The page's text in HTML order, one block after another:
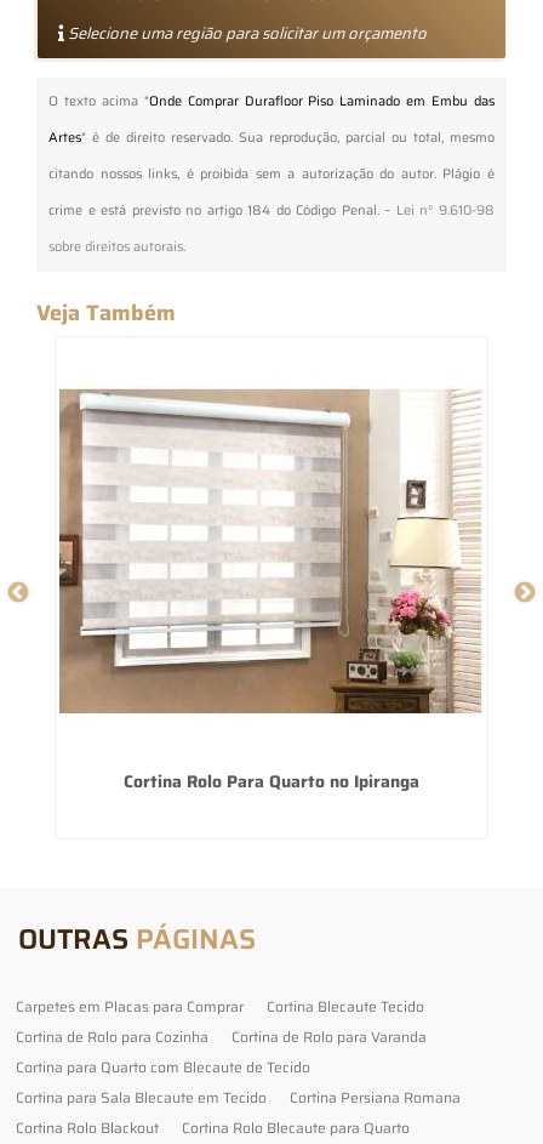
Selecione uma região para solicitar um orçamento
O texto acima "Onde Comprar Durafloor Piso Laminado em Embu das
Artes" é de direito reservado. Sua reprodução, parcial ou total, mesmo
citando nossos links, é proibida sem a autorização do autor. Plágio é
crime e está previsto no artigo 184 do Código Penal. – Lei n° 9.610-98
sobre direitos autorais.
Veja Também
Cortina Rolo Para Quarto no Ipiranga
OUTRAS PÁGINAS
Carpetes em Placas para Comprar
Cortina Blecaute Tecido
Cortina de Rolo para Cozinha
Cortina de Rolo para Varanda
Cortina para Quarto com Blecaute de Tecido
Cortina para Sala Blecaute em Tecido
Cortina Persiana Romana
Cortina Rolo Blackout
Cortina Rolo Blecaute para Quarto